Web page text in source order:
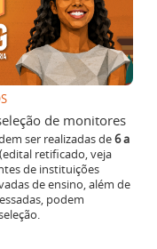
de monitores
ser realizadas de6 a
(edital retificado, veja
de instituições
de ensino, além de
podem